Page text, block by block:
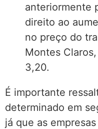
anteriormente
direito ao
no preço do
Montes
3,20.
É importante
determinado em
já que as